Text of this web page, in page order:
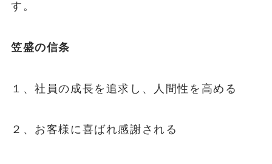
す。
笠盛の信条
１、社員の成長を追求し、人間性を高める
２、お客様に喜ばれ感謝される